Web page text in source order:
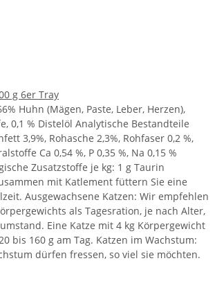
g 6er Tray
Huhn (Mägen, Paste, Leber, Herzen),
0,1 % Distelöl Analytische Bestandteile
3,9%, Rohasche 2,3%, Rohfaser 0,2 %,
Ca 0,54 %, P 0,35 %, Na 0,15 %
Zusatzstoffe je kg: 1 g Taurin
mit Katlement füttern Sie eine
Ausgewachsene Katzen: Wir empfehlen
als Tagesration, je nach Alter,
Eine Katze mit 4 kg Körpergewicht
bis 160 g am Tag. Katzen im Wachstum:
dürfen fressen, so viel sie möchten.